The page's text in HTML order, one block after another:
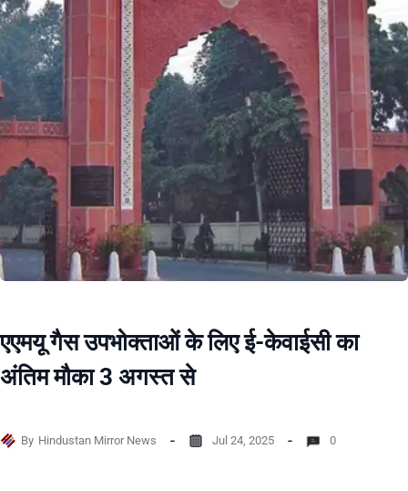
एएमयू गैस उपभोक्ताओं के लिए ई-केवाईसी का
अंतिम मौका 3 अगस्त से
By Hindustan Mirror News Jul 24, 2025 0